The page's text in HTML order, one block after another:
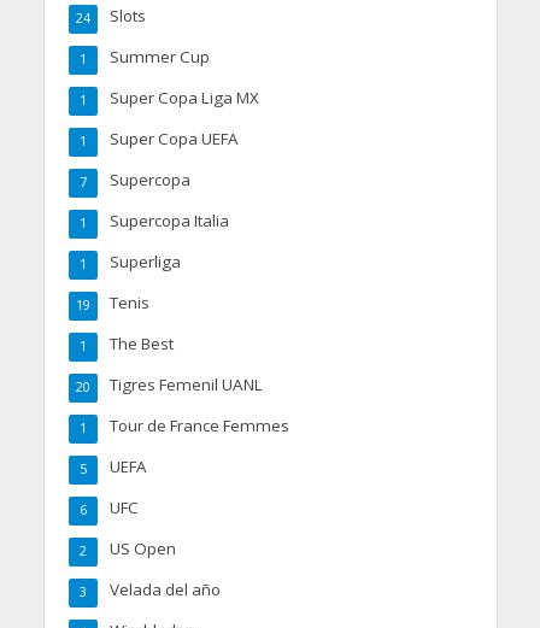
Slots
24
Summer Cup
1
Super Copa Liga MX
1
Super Copa UEFA
1
Supercopa
7
Supercopa Italia
1
Superliga
1
Tenis
19
The Best
1
Tigres Femenil UANL
20
Tour de France Femmes
1
UEFA
5
UFC
6
US Open
2
Velada del año
3